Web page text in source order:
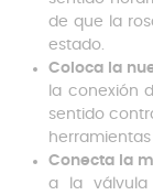
de que la
estado.
Coloca la
la conexión
sentido
Conecta la
a la